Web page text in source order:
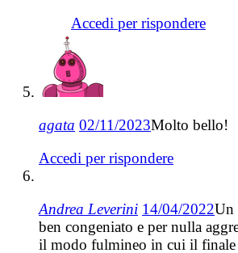
Accedi per rispondere
agata 02/11/2023Molto bello!
Accedi per rispondere
Andrea Leverini 14/04/2022Un
ben congeniato e per nulla
il modo fulmineo in cui il finale